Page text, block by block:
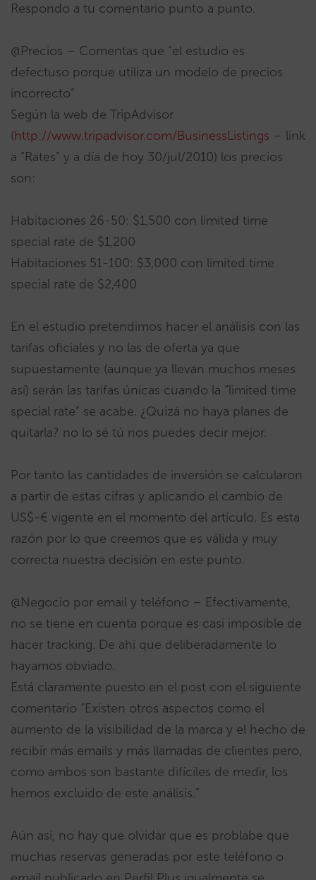
Respondo a tu comentario punto a punto.
@Precios – Comentas que “el estudio es
defectuso porque utiliza un modelo de precios
incorrecto”
Según la web de TripAdvisor
(http://www.tripadvisor.com/BusinessListings – link
a “Rates” y a día de hoy 30/jul/2010) los precios
son:
Habitaciones 26-50: $1,500 con limited time
special rate de $1,200
Habitaciones 51-100: $3,000 con limited time
special rate de $2,400
En el estudio pretendimos hacer el análisis con las
tarifas oficiales y no las de oferta ya que
supuestamente (aunque ya llevan muchos meses
así) serán las tarifas únicas cuando la “limited time
special rate” se acabe. ¿Quizá no haya planes de
quitarla? no lo sé tú nos puedes decir mejor.
Por tanto las cantidades de inversión se calcularon
a partir de estas cifras y aplicando el cambio de
US$-€ vigente en el momento del artículo. Es esta
razón por lo que creemos que es válida y muy
correcta nuestra decisión en este punto.
@Negocio por email y teléfono – Efectivamente,
no se tiene en cuenta porque es casi imposible de
hacer tracking. De ahí que deliberadamente lo
hayamos obviado.
Está claramente puesto en el post con el siguiente
comentario “Existen otros aspectos como el
aumento de la visibilidad de la marca y el hecho de
recibir más emails y más llamadas de clientes pero,
como ambos son bastante difíciles de medir, los
hemos excluido de este análisis.”
Aún así, no hay que olvidar que es problabe que
muchas reservas generadas por este teléfono o